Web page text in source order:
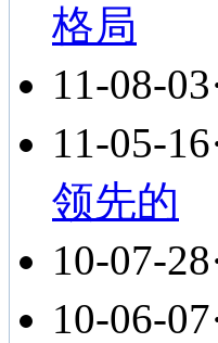
格局
11-08-03
11-05-16
领先的
10-07-28
10-06-07